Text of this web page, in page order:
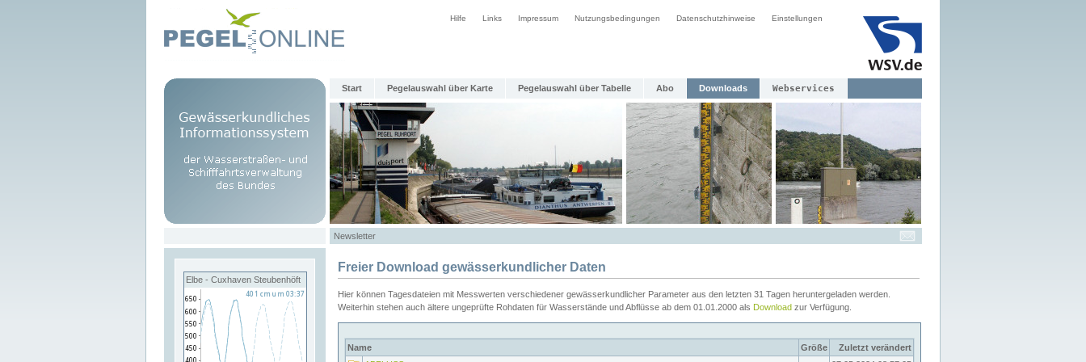
Hilfe Links Impressum Nutzungsbedingungen Datenschutzhinweise Einstellungen
Start Pegelauswahl über Karte Pegelauswahl über Tabelle Abo Downloads Webservices
Newsletter
Elbe - Cuxhaven Steubenhöft
Freier Download gewässerkundlicher Daten
Hier können Tagesdateien mit Messwerten verschiedener gewässerkundlicher Parameter aus den letzten 31 Tagen heruntergeladen werden.
Weiterhin stehen auch ältere ungeprüfte Rohdaten für Wasserstände und Abflüsse ab dem 01.01.2000 als Download zur Verfügung.
Name Größe
Zuletzt verändert